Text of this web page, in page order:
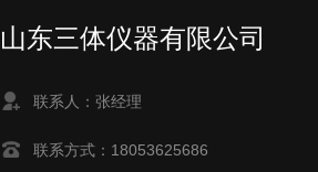
山东三体仪器有限公司
联系人：张经理
联系方式：18053625686